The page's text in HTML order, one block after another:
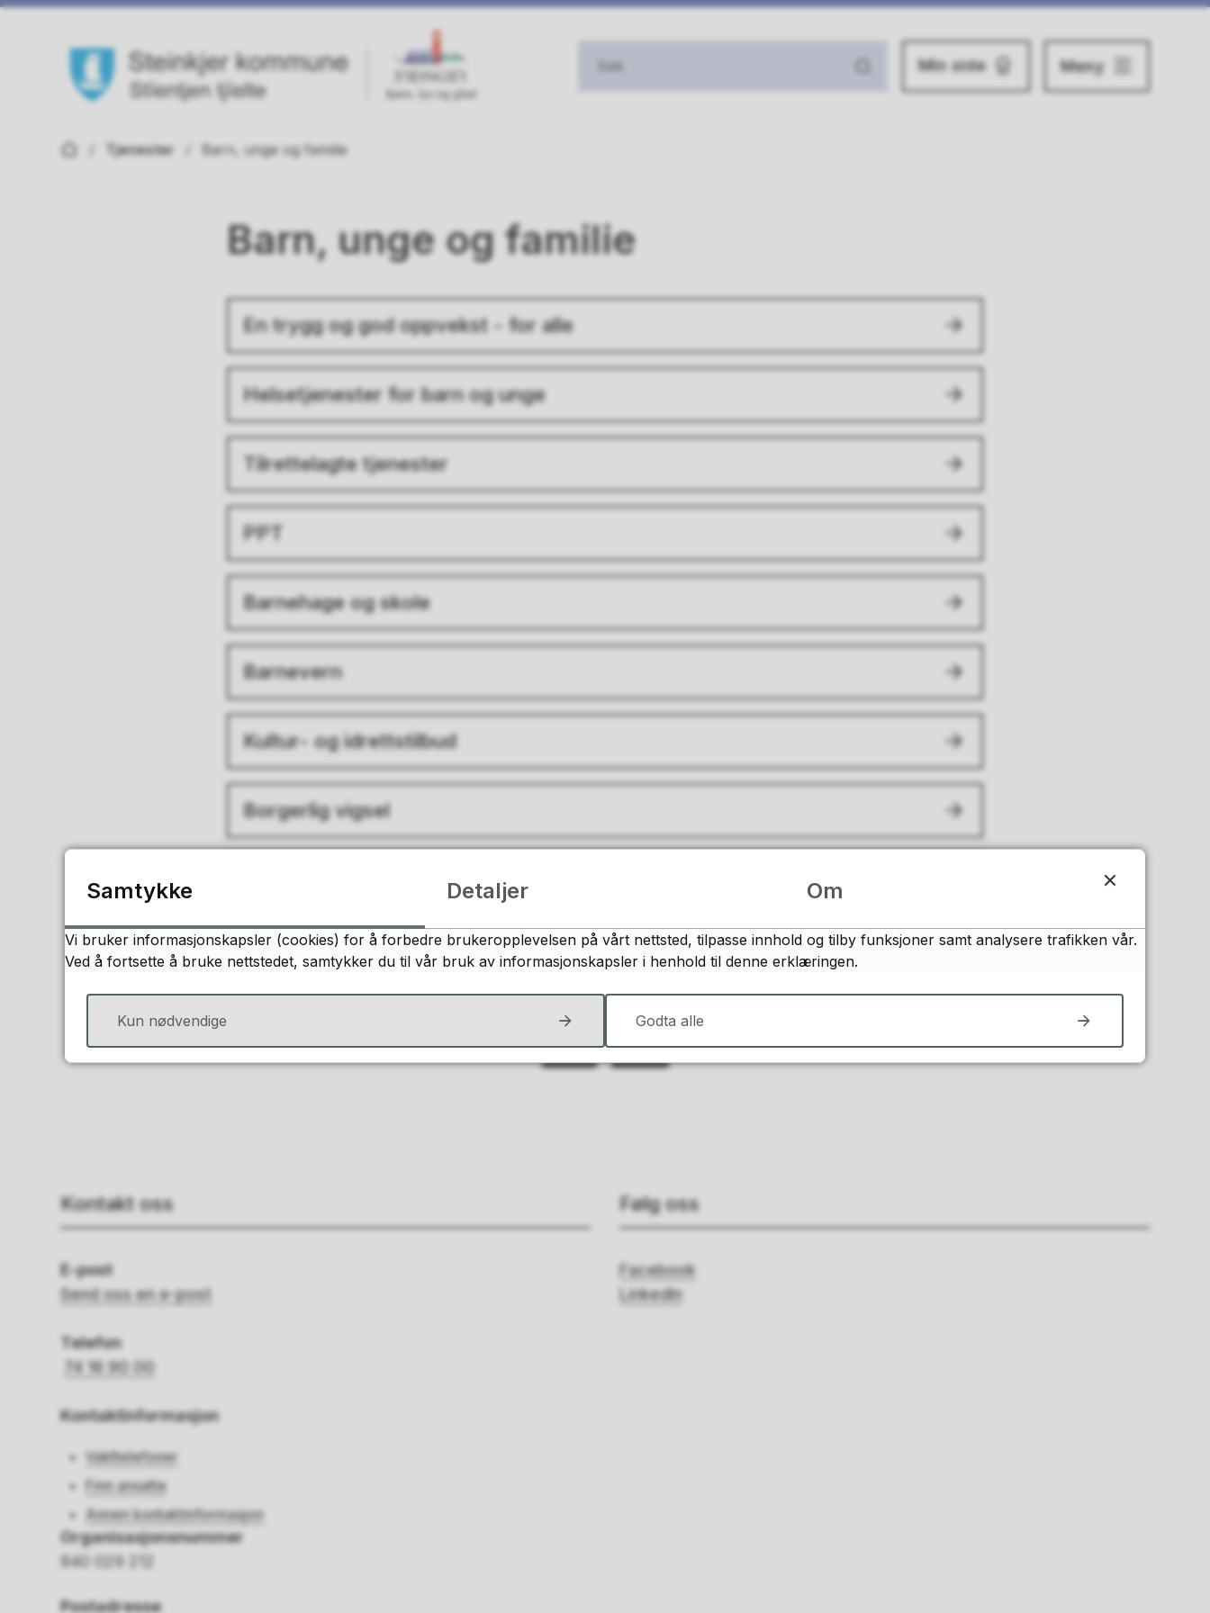
Min side Meny
Du er her:Tjenester Barn, unge og familie
Barn, unge og familie
En trygg og god oppvekst - for alle
Helsetjenester for barn og unge
Tilrettelagte tjenester
PPT
Barnehage og skole
Barnevern
Kultur- og idrettstilbud
Borgerlig vigsel
Ja Nei
Kontakt oss
E-post
Send oss en e-post
Telefon
74 16 90 00
Kontaktinformasjon
Vakttelefoner
Finn ansatte
Annen kontaktinformasjon
Organisasjonsnummer
840 029 212
Postadresse
Følg oss
Facebook
LinkedIn
Samtykke Detaljer Om
Vi bruker informasjonskapsler (cookies) for å forbedre brukeropplevelsen på vårt nettsted, tilpasse innhold og tilby funksjoner samt analysere trafikken vår.
Ved å fortsette å bruke nettstedet, samtykker du til vår bruk av informasjonskapsler i henhold til denne erklæringen.
Kun nødvendige Godta alle